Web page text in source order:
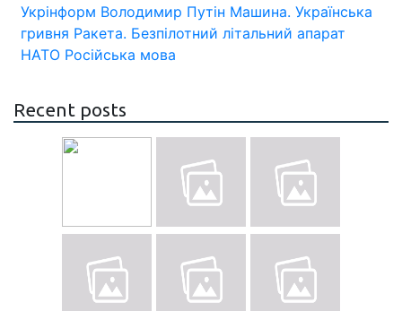
Укрінформ Володимир Путін Машина. Українська
гривня Ракета. Безпілотний літальний апарат
НАТО Російська мова
Recent posts